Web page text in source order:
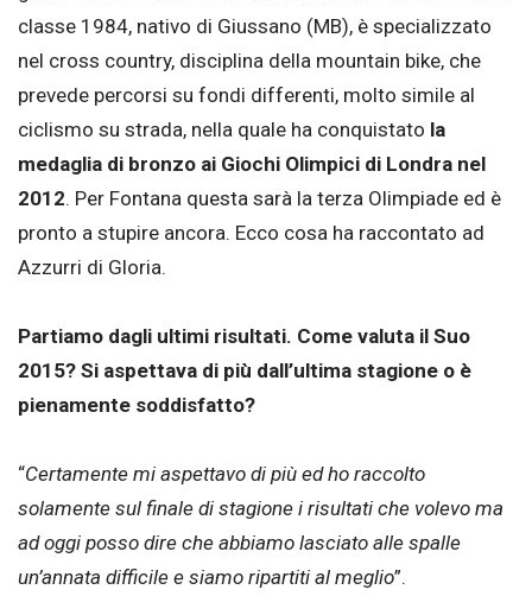
classe 1984, nativo di Giussano (MB), è specializzato
nel cross country, disciplina della mountain bike, che
prevede percorsi su fondi differenti, molto simile al
ciclismo su strada, nella quale ha conquistato la
medaglia di bronzo ai Giochi Olimpici di Londra nel
2012. Per Fontana questa sarà la terza Olimpiade ed è
pronto a stupire ancora. Ecco cosa ha raccontato ad
Azzurri di Gloria.
Partiamo dagli ultimi risultati. Come valuta il Suo
2015? Si aspettava di più dall’ultima stagione o è
pienamente soddisfatto?
“Certamente mi aspettavo di più ed ho raccolto
solamente sul finale di stagione i risultati che volevo ma
ad oggi posso dire che abbiamo lasciato alle spalle
un’annata difficile e siamo ripartiti al meglio”.